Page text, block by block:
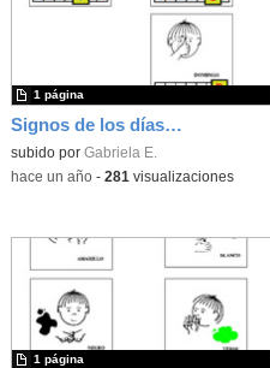
Signos de los días de la semana
subido por Gabriela E.
1 página
-hace un año- 281 visualizaciones
1 página